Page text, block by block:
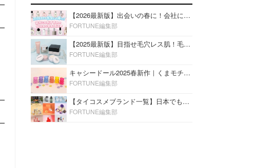
【2026最新版】出会いの春に！会社にもおすすめの好印象な香水14選♡ビジネスの場での香水マナーも
FORTUNE編集部
【2025最新版】目指せ毛穴レス肌！毛穴を埋めて隠す「おすすめ部分用下地＆プライマー」ランキング♡
FORTUNE編集部
キャシードール2025春新作｜くまモチーフのミニリップ「シャイニーベア リップモイスト」をレビュー♡
FORTUNE編集部
【タイコスメブランド一覧】日本でも人気沸騰中の“タイコスメ”ブランド20選！
FORTUNE編集部